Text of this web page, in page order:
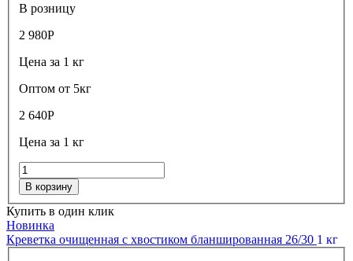
В розницу
2 980Р
Цена за 1 кг
Оптом от 5кг
2 640Р
Цена за 1 кг
В корзину
Купить в один клик
Новинка
Креветка очищенная с хвостиком бланшированная 26/30 1 кг